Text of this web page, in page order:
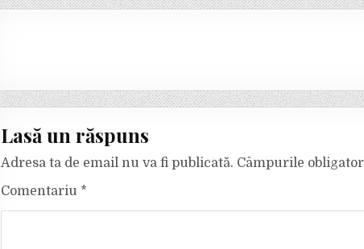
Lasă un răspuns
Adresa ta de email nu va fi publicată. Câmpurile
Comentariu *